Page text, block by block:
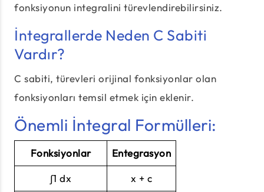
fonksiyonun integralini türevlendirebilirsiniz.
İntegrallerde Neden C Sabiti
Vardır?
C sabiti, türevleri orijinal fonksiyonlar olan
fonksiyonları temsil etmek için eklenir.
Önemli İntegral Formülleri:
Fonksiyonlar Entegrasyon
∫1 dx x + c